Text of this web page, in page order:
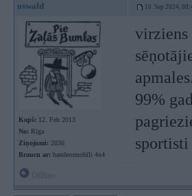
oswald 10. Sep 2024,
Kopš: 12. Feb 2013
No: Rīga
Ziņojumi: 2036
Braucu ar: banderomobīli 4x4
virziens
99%